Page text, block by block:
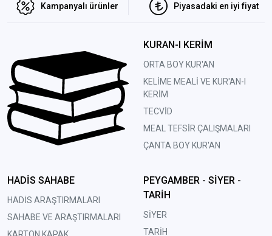
Kampanyalı ürünler Piyasadaki en iyi fiyat
KURAN-I KERİM
ORTA BOY KUR'AN
KELİME MEALİ VE KUR'AN-I
KERİM
TECVİD
MEAL TEFSİR ÇALIŞMALARI
ÇANTA BOY KUR'AN
HADİS SAHABE
HADİS ARAŞTIRMALARI
SAHABE VE ARAŞTIRMALARI
PEYGAMBER - SİYER -
TARİH
SİYER
TARİH